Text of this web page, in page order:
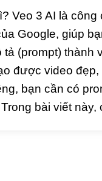
Veo 3 AI là công
Google, giúp
tả (prompt) thành
được video đẹp,
bạn cần có
bài viết